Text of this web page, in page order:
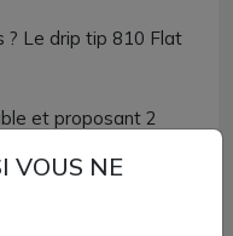
? Le drip tip 810 Flat
et proposant 2
vape RDL/DTL. La
des arômes.
VOUS NE